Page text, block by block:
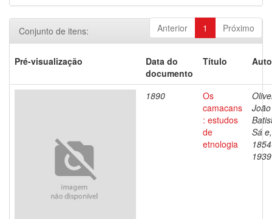
Anterior 1 Próximo
Conjunto de itens:
Pré-visualização
Data do
documento
Título
1890
Os
camacans
: estudos
de
etnologia
João
Sá e,
1939